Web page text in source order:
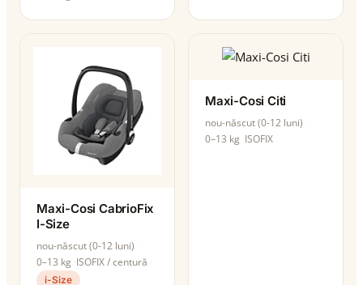
Maxi-Cosi CabrioFix
I-Size
nou-născut (0-12 luni)
0–13 kg ISOFIX / centură
i-Size
Maxi-Cosi Citi
nou-născut (0-12 luni)
0–13 kg ISOFIX